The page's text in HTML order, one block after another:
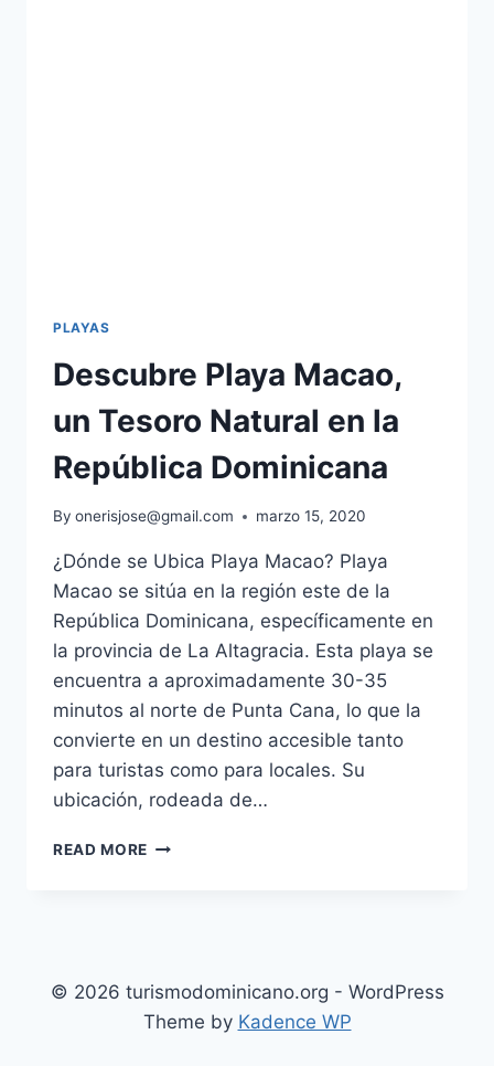
PLAYAS
Descubre Playa Macao,
un Tesoro Natural en la
República Dominicana
By onerisjose@gmail.com marzo 15, 2020
¿Dónde se Ubica Playa Macao? Playa
Macao se sitúa en la región este de la
República Dominicana, específicamente en
la provincia de La Altagracia. Esta playa se
encuentra a aproximadamente 30-35
minutos al norte de Punta Cana, lo que la
convierte en un destino accesible tanto
para turistas como para locales. Su
ubicación, rodeada de…
READ MORE DESCUBRE
EN
REPÚBLICA
© 2026 turismodominicano.org - WordPress
Theme by Kadence WP